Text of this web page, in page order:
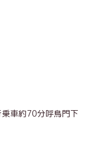
車約70分呼鳥門下